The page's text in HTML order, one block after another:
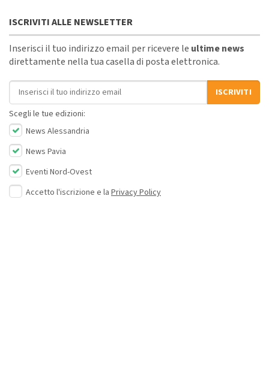
ISCRIVITI ALLE NEWSLETTER
Inserisci il tuo indirizzo email per ricevere le ultime news
direttamente nella tua casella di posta elettronica.
Indirizzo email
ISCRIVITI
Scegli le tue edizioni:
News Alessandria
News Pavia
Eventi Nord-Ovest
Accetto l'iscrizione e la Privacy Policy